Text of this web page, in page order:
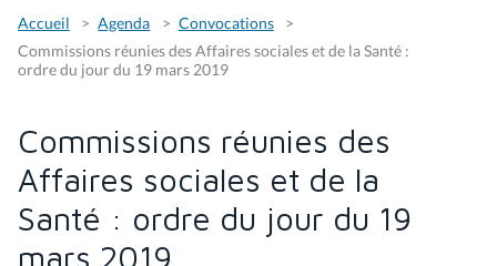
Accueil Agenda
Convocations
Commissions réunies des Affaires sociales et de la Santé :
ordre du jour du 19 mars 2019
Commissions réunies des
Affaires sociales et de la
Santé : ordre du jour du 19
mars 2019